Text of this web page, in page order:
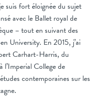
suis fort éloignée du sujet
avec le Ballet royal de
– tout en suivant des
University. En 2015, j’ai
Carhart-Harris, du
College de
contemporaines sur les